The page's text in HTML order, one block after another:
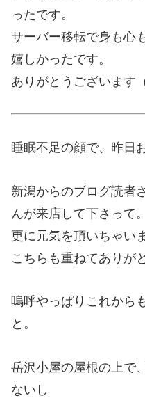
ったです。
サーバー移転で身も心
嬉しかったです。
ありがとうございます
睡眠不足の顔で、昨日
新潟からのブログ読者
んが来店して下さって。
更に元気を頂いちゃい
こちらも重ねてありが
嗚呼やっぱりこれから
と。
岳沢小屋の屋根の上で
ないし